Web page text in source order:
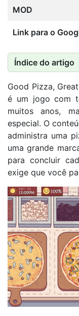
MOD
Link para o
Índice do artigo
Good Pizza,
é um jogo com
muitos anos,
especial. O
administra uma
uma grande
para concluir
exige que você